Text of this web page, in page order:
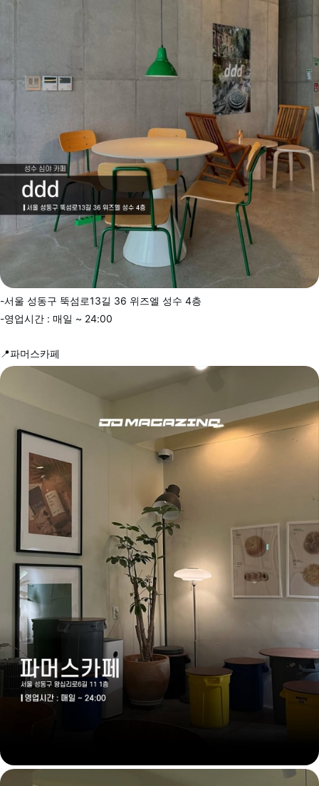
-서울 성동구 뚝섬로13길 36 위즈엘 성수 4층
-영업시간 : 매일 ~ 24:00
📍파머스카페